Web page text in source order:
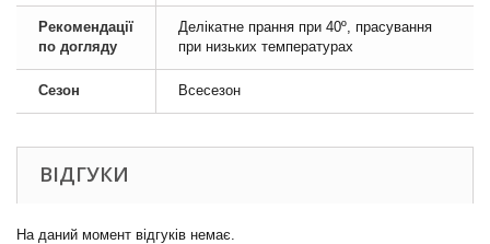
Рекомендації
по догляду
Делікатне прання при 40º, прасування
при низьких температурах
Сезон Всесезон
ВІДГУКИ
На даний момент відгуків немає.